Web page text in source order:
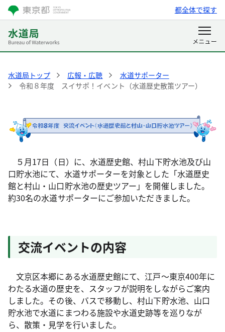
都全体で探す
水道局トップ 広報・広聴
水道サポーター
令和８年度 スイサポ！イベント（水道歴史散策ツアー）
５月17日（日）に、水道歴史館、村山下貯水池及び山
口貯水池にて、水道サポーターを対象とした「水道歴史
館と村山・山口貯水池の歴史ツアー」を開催しました。
約30名の水道サポーターにご参加いただきました。
交流イベントの内容
文京区本郷にある水道歴史館にて、江戸～東京400年に
わたる水道の歴史を、スタッフが説明をしながらご案内
しました。その後、バスで移動し、村山下貯水池、山口
貯水池で水道にまつわる施設や水道史跡等を巡りなが
ら、散策・見学を行いました。